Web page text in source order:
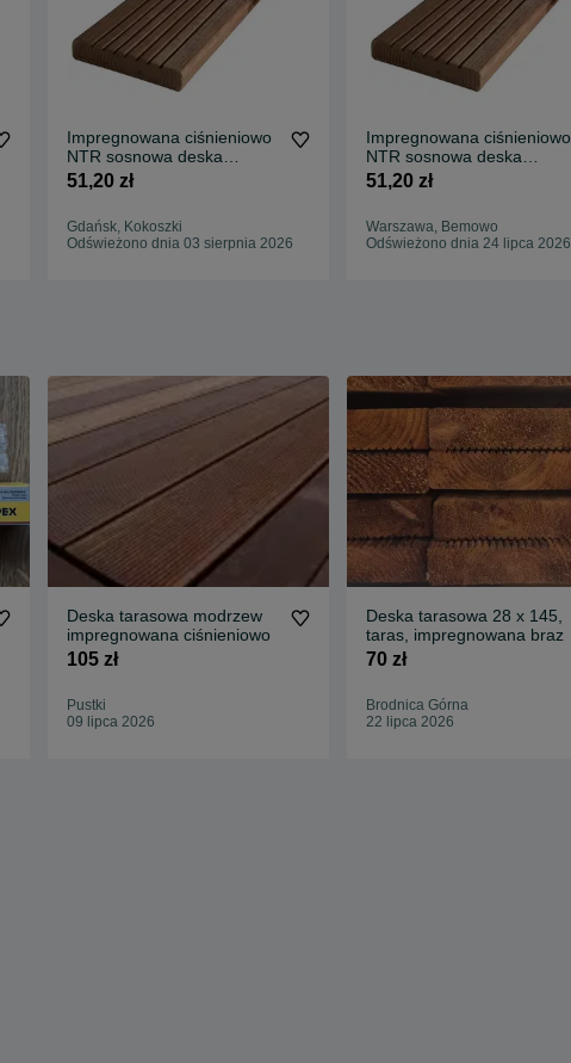
Impregnowana ciśnieniowo
NTR sosnowa deska
tarasowa 27x145x4000
51,20 zł
Gdańsk, Kokoszki
Odświeżono dnia 03 sierpnia 2026
Impregnowana ciśnieniowo
NTR sosnowa deska
tarasowa 27x145x4000
51,20 zł
Warszawa, Bemowo
Odświeżono dnia 24 lipca 2026
Deska tarasowa modrzew
impregnowana ciśnieniowo
105 zł
Pustki
09 lipca 2026
Deska tarasowa 28 x 145,
taras, impregnowana braz
70 zł
Brodnica Górna
22 lipca 2026